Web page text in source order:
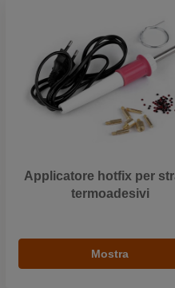
Applicatore hotfix per
termoadesivi
Mostra